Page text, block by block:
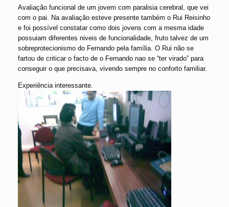
Avaliação funcional de um jovem com paralisia cerebral, que vei
com o pai. Na avaliação esteve presente também o Rui Reisinho
e foi possível constatar como dois jovens com a mesma idade
possuiam diferentes niveis de funcionalidade, fruto talvez de um
sobreprotecionismo do Fernando pela família. O Rui não se
fartou de criticar o facto de o Fernando nao se “ter virado” para
conseguir o que precisava, vivendo sempre no conforto familiar.
Experiência interessante.